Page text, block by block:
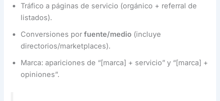
Tráfico a páginas de servicio (orgánico + referral de
listados).
Conversiones porfuente/medio (incluye
directorios/marketplaces).
Marca: apariciones de “[marca] + servicio” y “[marca] +
opiniones”.